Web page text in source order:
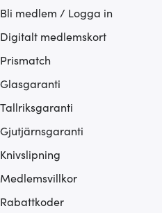
Bli medlem / Logga in
Digitalt medlemskort
Prismatch
Glasgaranti
Tallriksgaranti
Gjutjärnsgaranti
Knivslipning
Medlemsvillkor
Rabattkoder